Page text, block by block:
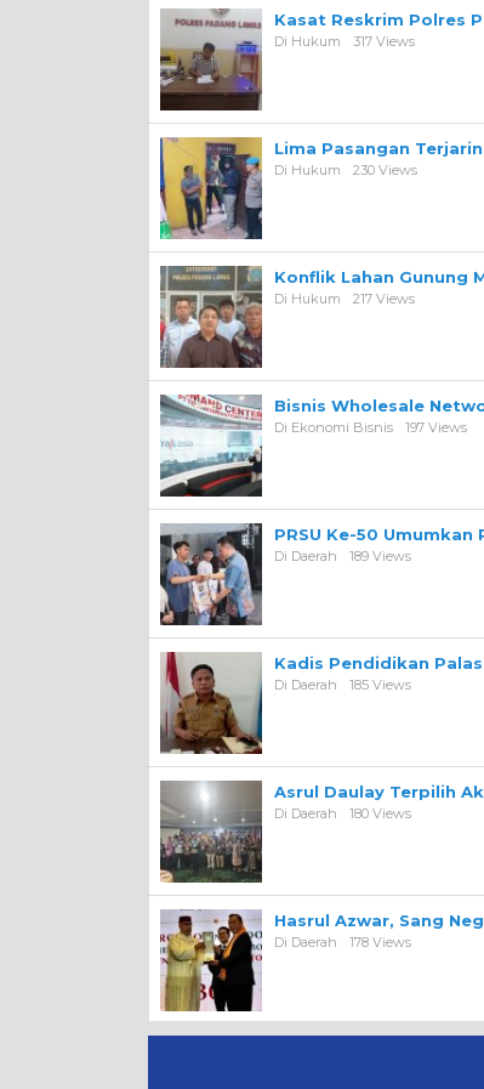
Kasat Reskrim Polres
Di Hukum 317 Views
Lima Pasangan
Di Hukum 230 Views
Konflik Lahan Gunung
Di Hukum 217 Views
Bisnis Wholesale
Di Ekonomi Bisnis 197 Views
PRSU Ke-50
Di Daerah 189 Views
Kadis Pendidikan
Di Daerah 185 Views
Asrul Daulay Terpilih
Di Daerah 180 Views
Hasrul Azwar, Sang
Di Daerah 178 Views